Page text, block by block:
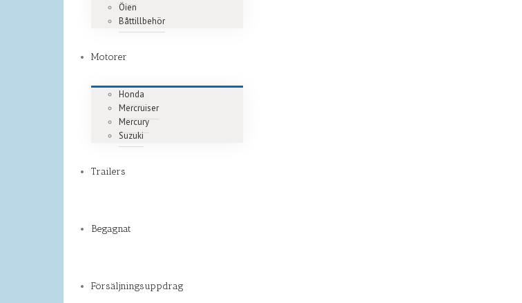
Öien
Båttillbehör
Motorer
Honda
Mercruiser
Mercury
Suzuki
Trailers
Begagnat
Försäljningsuppdrag